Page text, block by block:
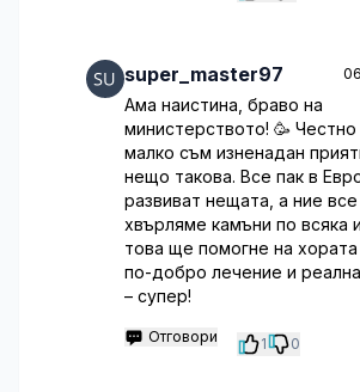
super_master97
Ама наистина, браво на
министерството! 🥳 Честно
малко съм изненадан
нещо такова. Все пак в
развиват нещата, а ние
хвърляме камъни по всяка
това ще помогне на
по-добро лечение и
– супер!
Отговори 1 0